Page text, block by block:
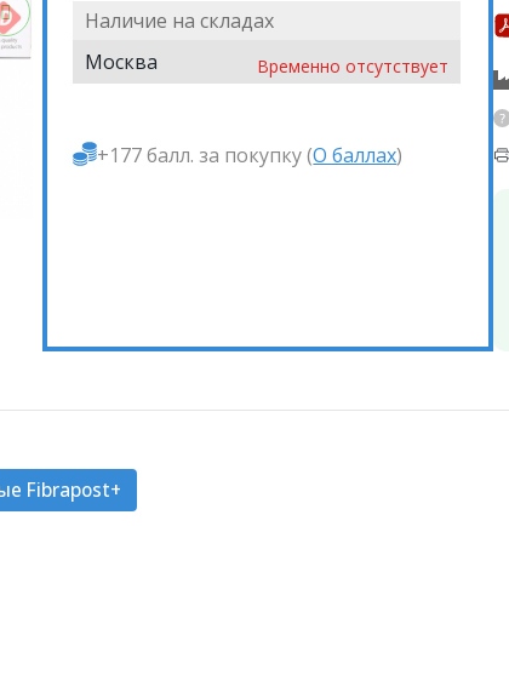
Наличие на складах
Москва
Временно отсутствует
+177 балл. за покупку (О баллах)
Fibrapost+